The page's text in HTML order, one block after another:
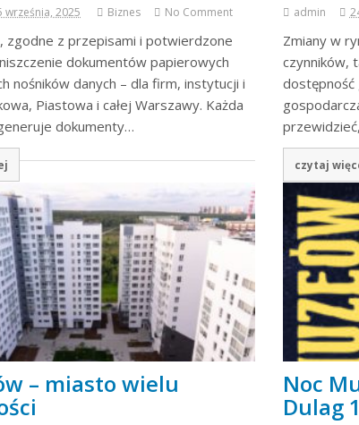
września, 2025 Biznes No Comment
zgodne z przepisami i potwierdzone
dokumentów papierowych
nośników danych – dla firm, instytucji i
Piastowa i całej Warszawy. Każda
dokumenty…
admin
Zmiany w
czynników,
czytaj
– miasto wielu Noc
Dulag